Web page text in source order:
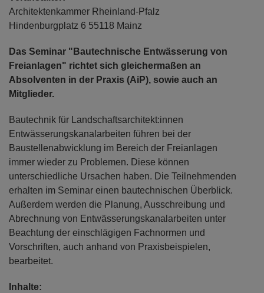
Architektenkammer Rheinland-Pfalz
Hindenburgplatz 6 55118 Mainz
Das Seminar "Bautechnische Entwässerung von
Freianlagen" richtet sich gleichermaßen an
Absolventen in der Praxis (AiP), sowie auch an
Mitglieder.
Bautechnik für Landschaftsarchitekt:innen
Entwässerungskanalarbeiten führen bei der
Baustellenabwicklung im Bereich der Freianlagen
immer wieder zu Problemen. Diese können
unterschiedliche Ursachen haben. Die Teilnehmenden
erhalten im Seminar einen bautechnischen Überblick.
Außerdem werden die Planung, Ausschreibung und
Abrechnung von Entwässerungskanalarbeiten unter
Beachtung der einschlägigen Fachnormen und
Vorschriften, auch anhand von Praxisbeispielen,
bearbeitet.
Inhalte: